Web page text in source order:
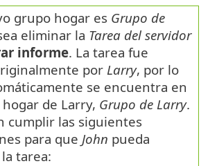
grupo hogar es Grupo de
eliminar la Tarea del servidor
informe. La tarea fue
por Larry, por lo
se encuentra en
de Larry, Grupo de Larry.
cumplir las siguientes
para que John pueda
tarea: